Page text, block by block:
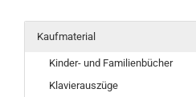
Kaufmaterial
Kinder- und Familienbücher
Klavierauszüge